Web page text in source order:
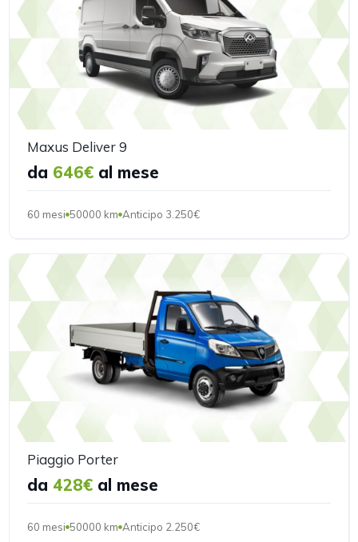
Maxus Deliver 9
da 646€ al mese
60 mesi 50000 km Anticipo 3.250€
Piaggio Porter
da 428€ al mese
60 mesi 50000 km Anticipo 2.250€